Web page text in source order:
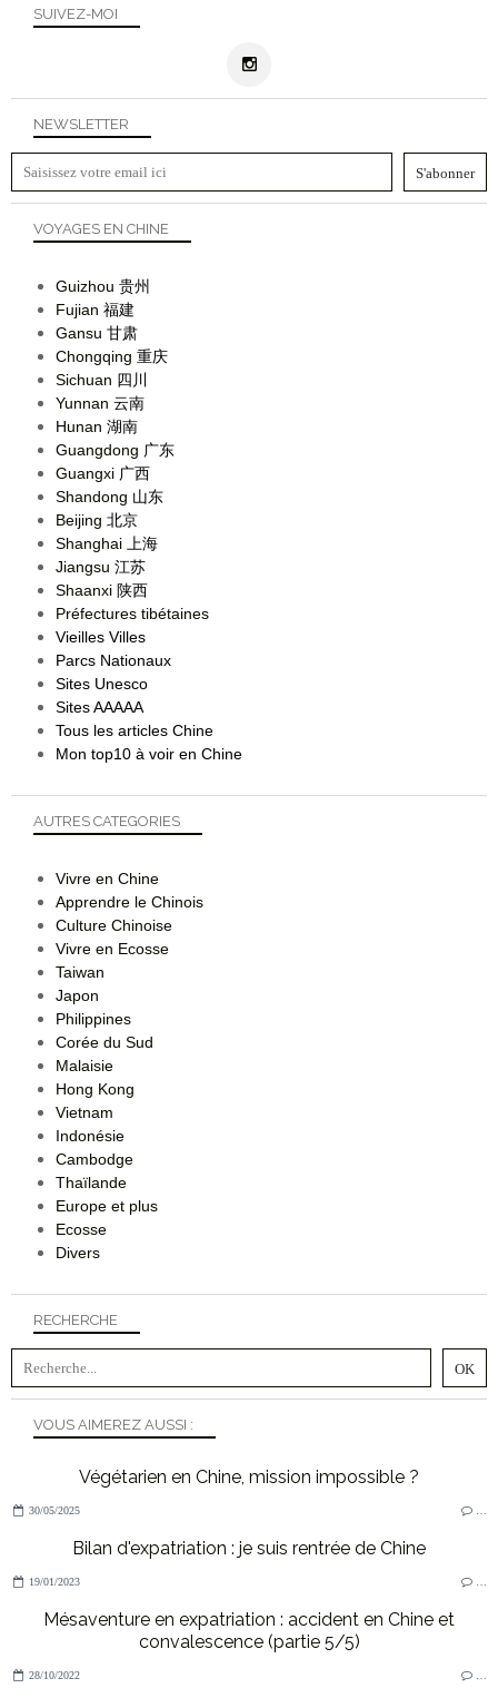
NEWSLETTER
SUIVEZ-MOI
RECHERCHE
VOUS AIMEREZ AUSSI :
Végétarien en Chine, mission impossible ?
30/05/2025 …
Bilan d'expatriation : je suis rentrée de Chine
19/01/2023 …
Mésaventure en expatriation : accident en Chine et
convalescence (partie 5/5)
28/10/2022 …
VOYAGES EN CHINE
Guizhou 贵州
Fujian 福建
Gansu 甘肃
Chongqing 重庆
Sichuan 四川
Yunnan 云南
Hunan 湖南
Guangdong 广东
Guangxi 广西
Shandong 山东
Beijing 北京
Shanghai 上海
Jiangsu 江苏
Shaanxi 陕西
Préfectures tibétaines
Vieilles Villes
Parcs Nationaux
Sites Unesco
Sites AAAAA
Tous les articles Chine
Mon top10 à voir en Chine
AUTRES CATEGORIES
Vivre en Chine
Apprendre le Chinois
Culture Chinoise
Vivre en Ecosse
Taiwan
Japon
Philippines
Corée du Sud
Malaisie
Hong Kong
Vietnam
Indonésie
Cambodge
Thaïlande
Europe et plus
Ecosse
Divers